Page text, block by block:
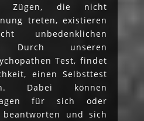
Zügen, die nicht
treten, existieren
unbedenklichen
Durch unseren
Test, findet
einen Selbsttest
Dabei können
für sich oder
beantworten und sich